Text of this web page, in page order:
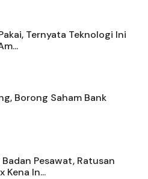
Ternyata Teknologi Ini
Borong Saham Bank
Pesawat, Ratusan
Kena In...